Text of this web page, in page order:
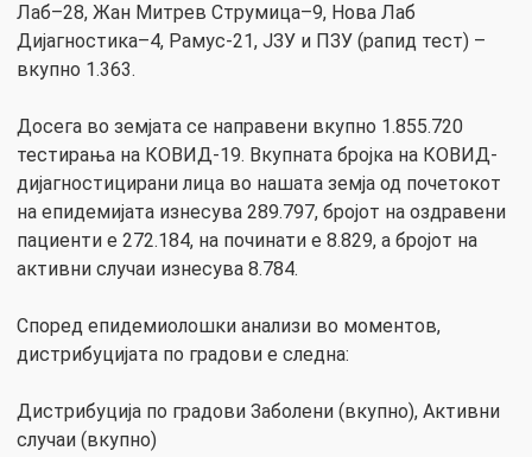
Лаб–28, Жан Митрев Струмица–9, Нова Лаб
Дијагностика–4, Рамус-21, ЈЗУ и ПЗУ (рапид тест) –
вкупно 1.363.
Досега во земјата се направени вкупно 1.855.720
тестирања на КОВИД-19. Вкупната бројка на КОВИД-
дијагностицирани лица во нашата земја од почетокот
на епидемијата изнесува 289.797, бројот на оздравени
пациенти е 272.184, на починати е 8.829, а бројот на
активни случаи изнесува 8.784.
Според епидемиолошки анализи во моментов,
дистрибуцијата по градови е следна:
Дистрибуција по градови Заболени (вкупно), Активни
случаи (вкупно)